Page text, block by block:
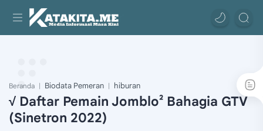
Beranda Biodata Pemeran hiburan
√ Daftar Pemain Jomblo² Bahagia GTV
(Sinetron 2022)